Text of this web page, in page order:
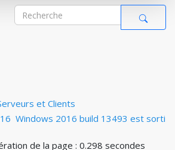
et Clients
Windows 2016 build 13493 est sorti
de la page : 0.298 secondes